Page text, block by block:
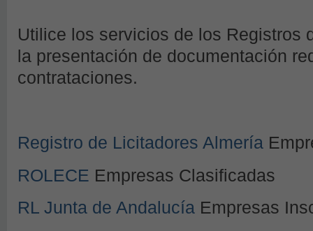
Utilice los servicios de los Registros
la presentación de documentación
contrataciones.
Registro de Licitadores Almería
ROLECE Empresas Clasificadas
RL Junta de Andalucía Empresas